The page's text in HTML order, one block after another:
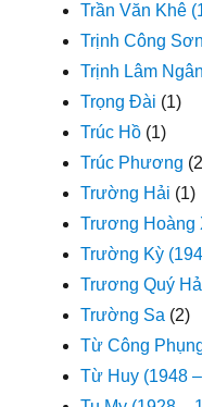
Trần Văn Khê
Trịnh Công
Trịnh Lâm Ngân
Trọng Đài (1)
Trúc Hồ (1)
Trúc Phương
Trường Hải (1)
Trương Hoàng
Trường Kỳ
Trương Quý
Trường Sa (2)
Từ Công
Từ Huy (1948